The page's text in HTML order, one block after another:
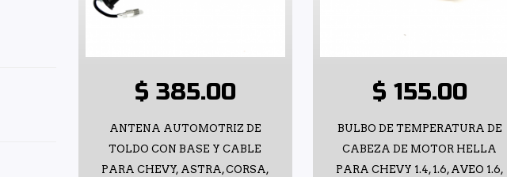
$ 385.00
ANTENA AUTOMOTRIZ DE
TOLDO CON BASE Y CABLE
PARA CHEVY, ASTRA, CORSA,
$ 155.00
BULBO DE TEMPERATURA DE
CABEZA DE MOTOR HELLA
PARA CHEVY 1.4, 1.6, AVEO 1.6,